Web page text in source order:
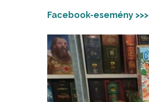
Facebook-esemény >>>